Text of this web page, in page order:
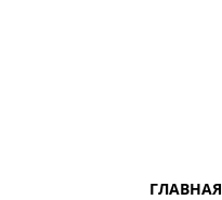
ГЛАВНАЯ